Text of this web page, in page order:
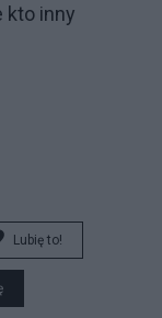
kto inny
Lubię to!